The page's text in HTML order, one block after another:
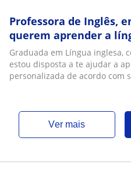
Professora de Inglês,
querem aprender a
Graduada em Língua inglesa,
estou disposta a te ajudar a
personalizada de acordo com
ver mais